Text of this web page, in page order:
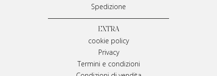
Spedizione
EXTRA
cookie policy
Privacy
Termini e condizioni